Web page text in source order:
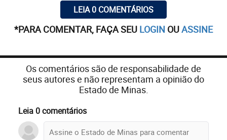
LEIA 0 COMENTÁRIOS
*PARA COMENTAR, FAÇA SEU LOGIN OUASSINE
Os comentários são de responsabilidade de
seus autores e não representam a opinião do
Estado de Minas.
Leia 0 comentários